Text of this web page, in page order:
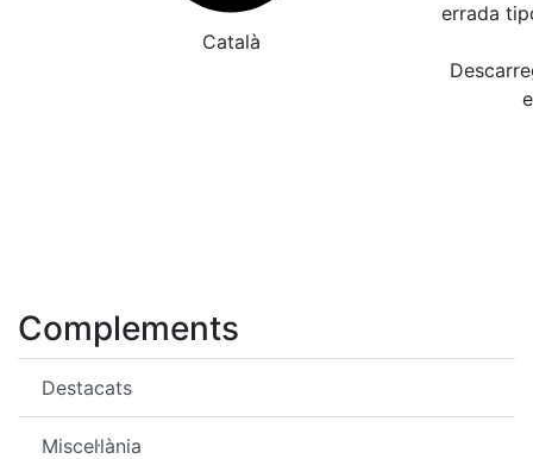
Català
errada
Complements
Destacats
Miscel·lània